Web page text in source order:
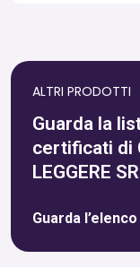
ALTRI PRODOTTI
Guarda la
certificati di
LEGGERE
Guarda l’elenco